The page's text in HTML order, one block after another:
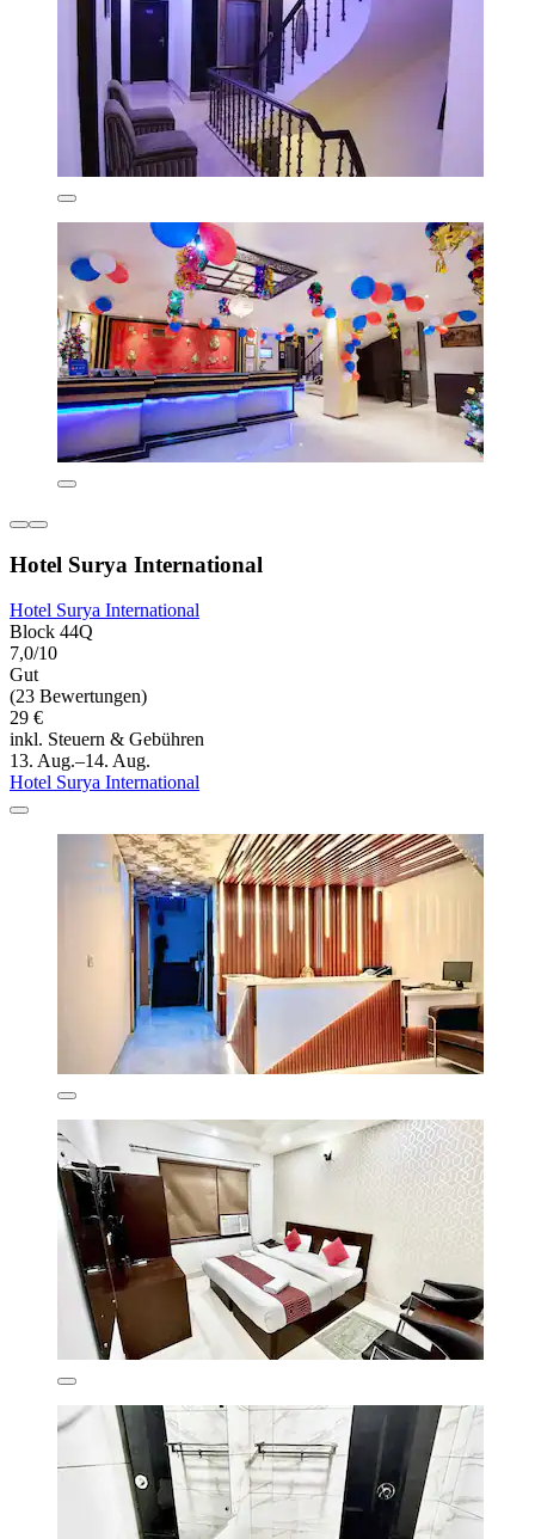
Hotel Surya International
Hotel Surya International
Block 44Q
7,0/10
Gut
(23 Bewertungen)
29 €
inkl. Steuern & Gebühren
13. Aug.–14. Aug.
Hotel Surya International